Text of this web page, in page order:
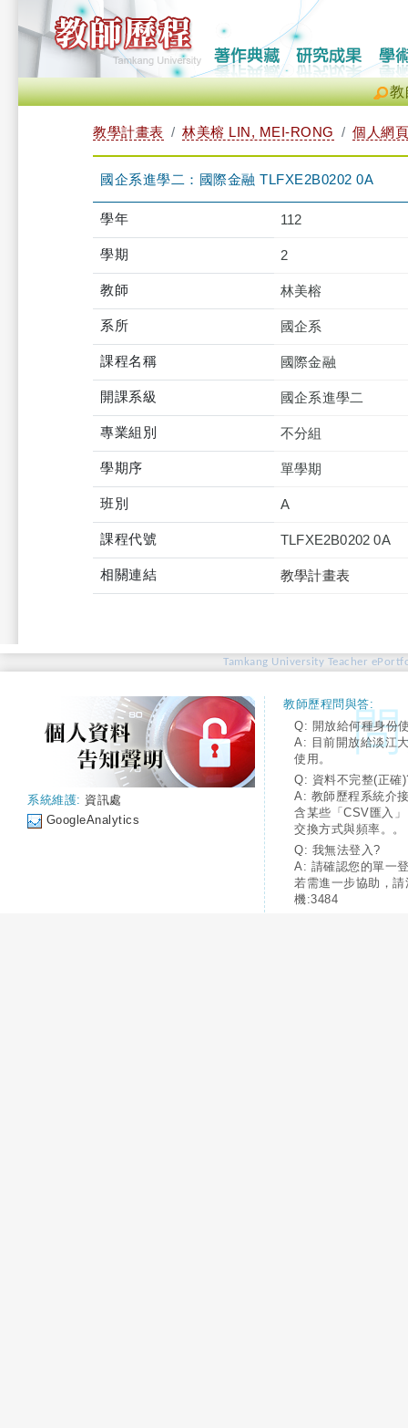
教
教學計畫表 林美榕 LIN, MEI-RONG 個人網頁
國企系進學二：國際金融 TLFXE2B0202 0A
學年 112
學期 2
教師 林美榕
系所 國企系
課程名稱 國際金融
開課系級 國企系進學二
專業組別 不分組
學期序 單學期
班別 A
課程代號 TLFXE2B0202 0A
相關連結 教學計畫表
Tamkang University Teacher
系統維護: 資訊處
GoogleAnalytics
教師歷程問與答:
Q: 開放給何種身份
A: 目前開放給淡江
使用。
Q: 資料不完整(正確
A: 教師歷程系統介
含某些「CSV匯入
交換方式與頻率。。
Q: 我無法登入?
A: 請確認您的單一
若需進一步協助，
機:3484